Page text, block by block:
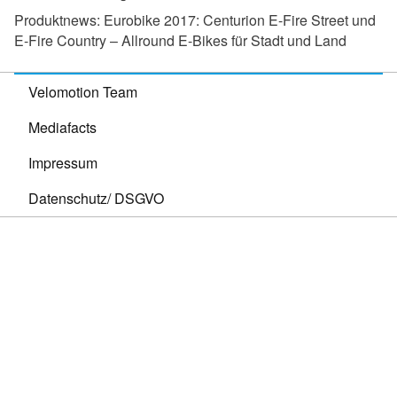
Produktnews: Eurobike 2017: Centurion E-Fire Street und
E-Fire Country – Allround E-Bikes für Stadt und Land
Velomotion Team
Mediafacts
Impressum
Datenschutz/ DSGVO